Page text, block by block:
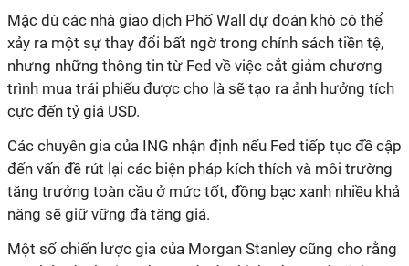
Mặc dù các nhà giao dịch Phố Wall dự đoán khó có thể
xảy ra một sự thay đổi bất ngờ trong chính sách tiền tệ,
nhưng những thông tin từ Fed về việc cắt giảm chương
trình mua trái phiếu được cho là sẽ tạo ra ảnh hưởng tích
cực đến tỷ giá USD.
Các chuyên gia của ING nhận định nếu Fed tiếp tục đề cập
đến vấn đề rút lại các biện pháp kích thích và môi trường
tăng trưởng toàn cầu ở mức tốt, đồng bạc xanh nhiều khả
năng sẽ giữ vững đà tăng giá.
Một số chiến lược gia của Morgan Stanley cũng cho rằng